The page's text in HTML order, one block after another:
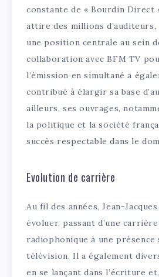
constante de « Bourdin Direct
attire des millions
une position centrale au sein
collaboration avec BFM TV
l’émission en simultané a
contribué à élargir sa base
ailleurs, ses ouvrages,
la politique et la société
succès respectable dans le
Evolution de carrière
Au fil des années, Jean-
évoluer, passant d’une
radiophonique à une
télévision. Il a également
en se lançant dans l’écriture